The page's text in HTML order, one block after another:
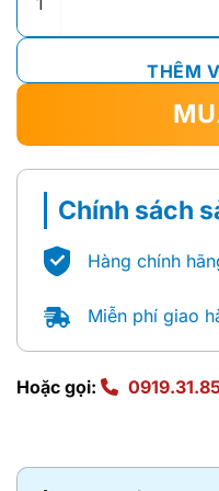
2.420.000 ₫.
THÊM
Chính sách
Hàng chính
Miễn phí giao
Hoặc gọi: